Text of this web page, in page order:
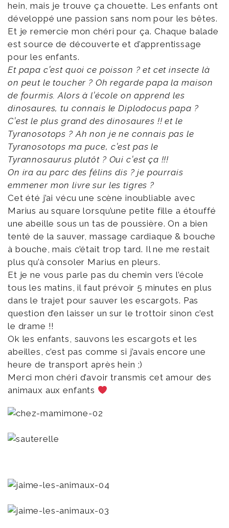
hein, mais je trouve ça chouette. Les enfants ont
développé une passion sans nom pour les bêtes.
Et je remercie mon chéri pour ça. Chaque balade
est source de découverte et d’apprentissage
pour les enfants.
Et papa c’est quoi ce poisson ? et cet insecte là
on peut le toucher ? Oh regarde papa la maison
de fourmis. Alors à l’école on apprend les
dinosaures, tu connais le Diplodocus papa ?
C’est le plus grand des dinosaures !! et le
Tyranosotops ? Ah non je ne connais pas le
Tyranosotops ma puce, c’est pas le
Tyrannosaurus plutôt ? Oui c’est ça !!!
On ira au parc des félins dis ? je pourrais
emmener mon livre sur les tigres ?
Cet été j’ai vécu une scène inoubliable avec
Marius au square lorsqu’une petite fille a étouffé
une abeille sous un tas de poussière. On a bien
tenté de la sauver, massage cardiaque & bouche
à bouche, mais c’était trop tard. Il ne me restait
plus qu’à consoler Marius en pleurs.
Et je ne vous parle pas du chemin vers l’école
tous les matins, il faut prévoir 5 minutes en plus
dans le trajet pour sauver les escargots. Pas
question d’en laisser un sur le trottoir sinon c’est
le drame !!
Ok les enfants, sauvons les escargots et les
abeilles, c’est pas comme si j’avais encore une
heure de transport après hein ;)
Merci mon chéri d’avoir transmis cet amour des
animaux aux enfants